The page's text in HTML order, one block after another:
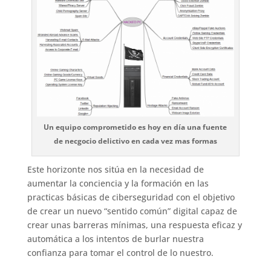
Un equipo comprometido es hoy en día una fuente
de necgocio delictivo en cada vez mas formas
Este horizonte nos sitúa en la necesidad de
aumentar la conciencia y la formación en las
practicas básicas de ciberseguridad con el objetivo
de crear un nuevo “sentido común” digital capaz de
crear unas barreras mínimas, una respuesta eficaz y
automática a los intentos de burlar nuestra
confianza para tomar el control de lo nuestro.